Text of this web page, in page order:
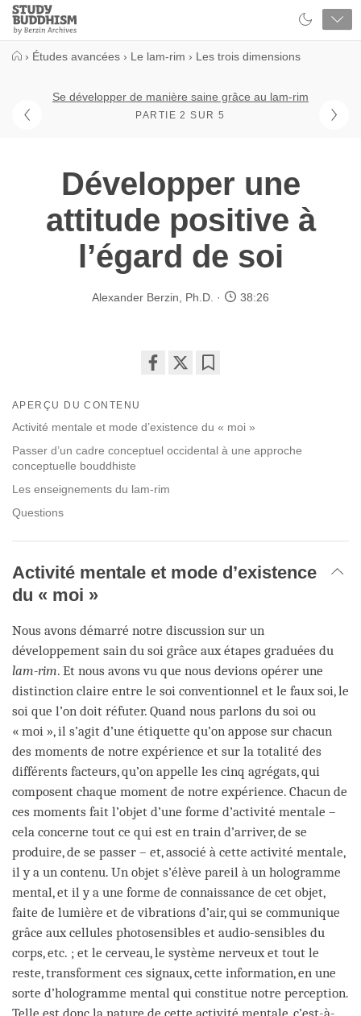
Close
Study
Buddhism
Home
› Études avancées › Le lam-rim › Les trois dimensions
Se développer de manière saine grâce au lam-rim
PARTIE 2 SUR 5
Développer une
attitude positive à
l’égard de soi
Alexander Berzin, Ph.D. 38:26
facebook
APERÇU DU CONTENU
Activité mentale et mode d’existence du « moi »
Passer d’un cadre conceptuel occidental à une approche
conceptuelle bouddhiste
Les enseignements du lam-rim
Questions
Activité mentale et mode d’existence
du « moi »
Nous avons démarré notre discussion sur un
développement sain du soi grâce aux étapes graduées du
lam-rim. Et nous avons vu que nous devions opérer une
distinction claire entre le soi conventionnel et le faux soi, le
soi que l’on doit réfuter. Quand nous parlons du soi ou
« moi », il s’agit d’une étiquette qu’on appose sur chacun
des moments de notre expérience et sur la totalité des
différents facteurs, qu’on appelle les cinq agrégats, qui
composent chaque moment de notre expérience. Chacun de
ces moments fait l’objet d’une forme d’activité mentale –
cela concerne tout ce qui est en train d’arriver, de se
produire, de se passer – et, associé à cette activité mentale,
il y a un contenu. Un objet s’élève pareil à un hologramme
mental, et il y a une forme de connaissance de cet objet,
faite de lumière et de vibrations d’air, qui se communique
grâce aux cellules photosensibles et audio-sensibles du
corps, etc. ; et le cerveau, le système nerveux et tout le
reste, transforment ces signaux, cette information, en une
sorte d’hologramme mental qui constitue notre perception.